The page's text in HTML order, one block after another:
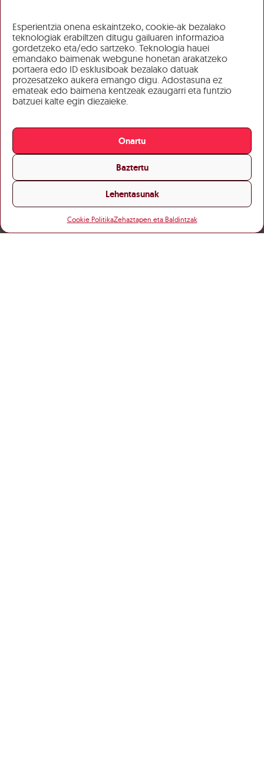
Esperientzia onena eskaintzeko, cookie-ak bezalako
teknologiak erabiltzen ditugu gailuaren informazioa
gordetzeko eta/edo sartzeko. Teknologia hauei
emandako baimenak webgune honetan arakatzeko
portaera edo ID esklusiboak bezalako datuak
prozesatzeko aukera emango digu. Adostasuna ez
emateak edo baimena kentzeak ezaugarri eta funtzio
batzuei kalte egin diezaieke.
Onartu
Baztertu
Lehentasunak
Cookie PolitikaZehaztapen eta Baldintzak